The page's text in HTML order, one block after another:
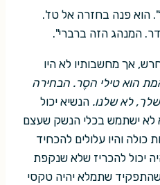
הוא פנה בחזרה אל טז'.
המנהג הזה ברברי".
אך מחשבותיו לא היו
הוא טילי הסֶר. הבחירה
לא שלנו. הנשיא יכול
לא ישתמש בכלי הנשק שעצם
כולה והיו עלולים להכחיד
יכול להכריז שלא שנקפת
שתמלא יהיה טקסי